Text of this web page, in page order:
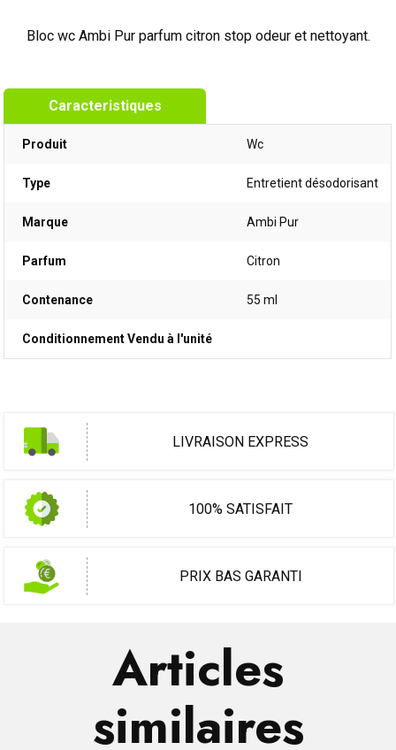
Bloc wc Ambi Pur parfum citron stop odeur et nettoyant.
Caracteristiques
Produit Wc
Type Entretient désodorisant
Marque Ambi Pur
Parfum Citron
Contenance 55 ml
Conditionnement Vendu à l'unité
LIVRAISON EXPRESS
100% SATISFAIT
PRIX BAS GARANTI
Articles
similaires